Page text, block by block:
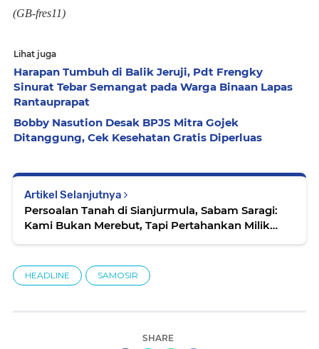
(GB-fres11)
Lihat juga
Harapan Tumbuh di Balik Jeruji, Pdt Frengky
Sinurat Tebar Semangat pada Warga Binaan Lapas
Rantauprapat
Bobby Nasution Desak BPJS Mitra Gojek
Ditanggung, Cek Kesehatan Gratis Diperluas
Artikel Selanjutnya
Persoalan Tanah di Sianjurmula, Sabam Saragi:
Kami Bukan Merebut, Tapi Pertahankan Milik
HEADLINE SAMOSIR
SHARE